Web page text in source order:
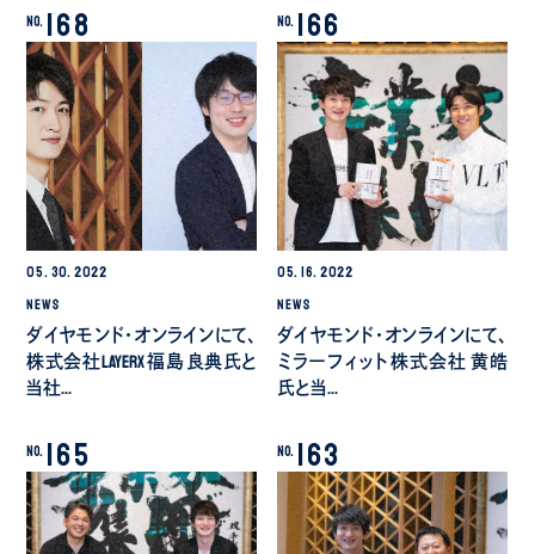
No. 168
05. 30. 2022
NEWS
ダイヤモンド・オンラインにて、
株式会社LayerX 福島 良典氏と
当社…
No. 166
05. 16. 2022
NEWS
ダイヤモンド・オンラインにて、
ミラーフィット株式会社 黄皓
氏と当…
No. 165 No. 163